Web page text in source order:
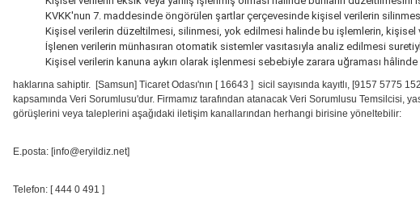
KVKK'nun 7. maddesinde öngörülen şartlar çerçevesinde kişisel verilerin
Kişisel verilerin düzeltilmesi, silinmesi, yok edilmesi halinde bu işlemlerin, kişisel
İşlenen verilerin münhasıran otomatik sistemler vasıtasıyla analiz edilmesi
Kişisel verilerin kanuna aykırı olarak işlenmesi sebebiyle zarara uğraması
haklarına sahiptir. [Samsun] Ticaret Odası'nın [ 16643 ] sicil sayısında kayıtlı, [9157
kapsamında Veri Sorumlusu'dur. Firmamız tarafından atanacak Veri Sorumlusu
görüşlerini veya taleplerini aşağıdaki iletişim kanallarından herhangi birisine yöneltebilir:
E.posta: [info@eryildiz.net]
Telefon: [ 444 0 491 ]